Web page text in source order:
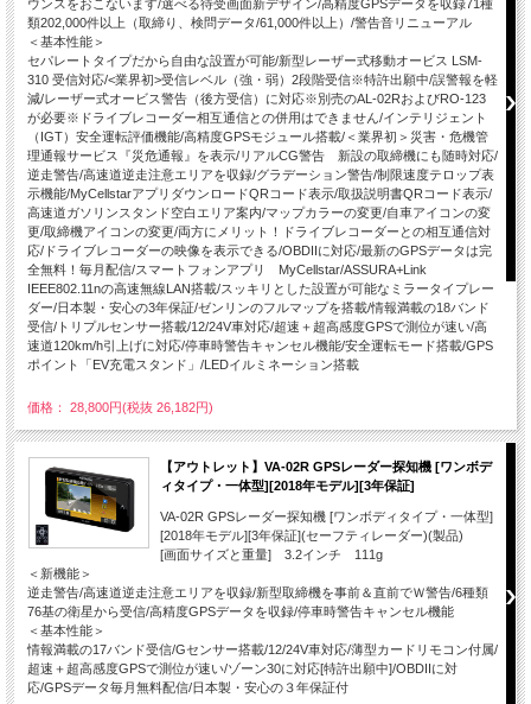
ウンスをおこないます/選べる待受画面新デザイン/高精度GPSデータを収録71種
類202,000件以上（取締り、検問データ/61,000件以上）/警告音リニューアル
＜基本性能＞
セパレートタイプだから自由な設置が可能/新型レーザー式移動オービス LSM-
310 受信対応/<業界初>受信レベル（強・弱）2段階受信※特許出願中/誤警報を軽
減/レーザー式オービス警告（後方受信）に対応※別売のAL-02RおよびRO-123
が必要※ドライブレコーダー相互通信との併用はできません/インテリジェント
（IGT）安全運転評価機能/高精度GPSモジュール搭載/＜業界初＞災害・危機管
理通報サービス『災危通報』を表示/リアルCG警告 新設の取締機にも随時対応/
逆走警告/高速道逆走注意エリアを収録/グラデーション警告/制限速度テロップ表
示機能/MyCellstarアプリダウンロードQRコード表示/取扱説明書QRコード表示/
高速道ガソリンスタンド空白エリア案内/マップカラーの変更/自車アイコンの変
更/取締機アイコンの変更/両方にメリット！ドライブレコーダーとの相互通信対
応/ドライブレコーダーの映像を表示できる/OBDIIに対応/最新のGPSデータは完
全無料！毎月配信/スマートフォンアプリ MyCellstar/ASSURA+Link
IEEE802.11nの高速無線LAN搭載/スッキリとした設置が可能なミラータイプレー
ダー/日本製・安心の3年保証/ゼンリンのフルマップを搭載/情報満載の18バンド
受信/トリプルセンサー搭載/12/24V車対応/超速＋超高感度GPSで測位が速い/高
速道120km/h引上げに対応/停車時警告キャンセル機能/安全運転モード搭載/GPS
ポイント「EV充電スタンド」/LEDイルミネーション搭載
価格： 28,800円(税抜 26,182円)
【アウトレット】VA-02R GPSレーダー探知機 [ワンボデ
ィタイプ・一体型][2018年モデル][3年保証]
VA-02R GPSレーダー探知機 [ワンボディタイプ・一体型]
[2018年モデル][3年保証](セーフティレーダー)(製品)
[画面サイズと重量] 3.2インチ 111g
＜新機能＞
逆走警告/高速道逆走注意エリアを収録/新型取締機を事前＆直前でＷ警告/6種類
76基の衛星から受信/高精度GPSデータを収録/停車時警告キャンセル機能
＜基本性能＞
情報満載の17バンド受信/Gセンサー搭載/12/24V車対応/薄型カードリモコン付属/
超速＋超高感度GPSで測位が速い/ゾーン30に対応[特許出願中]/OBDIIに対
応/GPSデータ毎月無料配信/日本製・安心の３年保証付